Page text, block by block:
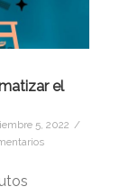
el
5, 2022 /